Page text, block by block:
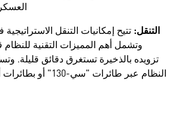
التنقل:
وتشمل أهم المميزات التقنية
تزويده بالذخيرة تستغرق دقائق قليلة.
النظام عبر